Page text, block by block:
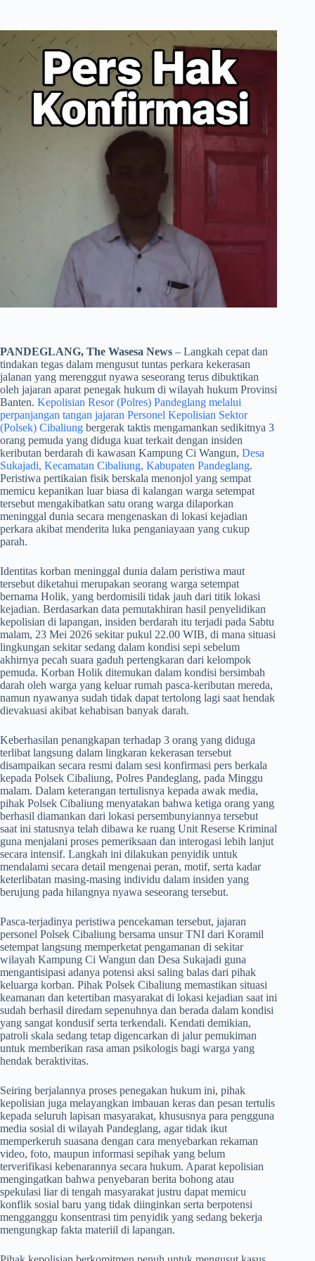
PANDEGLANG, The Wasesa News – Langkah cepat dan
tindakan tegas dalam mengusut tuntas perkara kekerasan
jalanan yang merenggut nyawa seseorang terus dibuktikan
oleh jajaran aparat penegak hukum di wilayah hukum Provinsi
Banten. Kepolisian Resor (Polres) Pandeglang melalui
perpanjangan tangan jajaran Personel Kepolisian Sektor
(Polsek) Cibaliung bergerak taktis mengamankan sedikitnya 3
orang pemuda yang diduga kuat terkait dengan insiden
keributan berdarah di kawasan Kampung Ci Wangun, Desa
Sukajadi, Kecamatan Cibaliung, Kabupaten Pandeglang.
Peristiwa pertikaian fisik berskala menonjol yang sempat
memicu kepanikan luar biasa di kalangan warga setempat
tersebut mengakibatkan satu orang warga dilaporkan
meninggal dunia secara mengenaskan di lokasi kejadian
perkara akibat menderita luka penganiayaan yang cukup
parah.
​Identitas korban meninggal dunia dalam peristiwa maut
tersebut diketahui merupakan seorang warga setempat
bernama Holik, yang berdomisili tidak jauh dari titik lokasi
kejadian. Berdasarkan data pemutakhiran hasil penyelidikan
kepolisian di lapangan, insiden berdarah itu terjadi pada Sabtu
malam, 23 Mei 2026 sekitar pukul 22.00 WIB, di mana situasi
lingkungan sekitar sedang dalam kondisi sepi sebelum
akhirnya pecah suara gaduh pertengkaran dari kelompok
pemuda. Korban Holik ditemukan dalam kondisi bersimbah
darah oleh warga yang keluar rumah pasca-keributan mereda,
namun nyawanya sudah tidak dapat tertolong lagi saat hendak
dievakuasi akibat kehabisan banyak darah.
​Keberhasilan penangkapan terhadap 3 orang yang diduga
terlibat langsung dalam lingkaran kekerasan tersebut
disampaikan secara resmi dalam sesi konfirmasi pers berkala
kepada Polsek Cibaliung, Polres Pandeglang, pada Minggu
malam. Dalam keterangan tertulisnya kepada awak media,
pihak Polsek Cibaliung menyatakan bahwa ketiga orang yang
berhasil diamankan dari lokasi persembunyiannya tersebut
saat ini statusnya telah dibawa ke ruang Unit Reserse Kriminal
guna menjalani proses pemeriksaan dan interogasi lebih lanjut
secara intensif. Langkah ini dilakukan penyidik untuk
mendalami secara detail mengenai peran, motif, serta kadar
keterlibatan masing-masing individu dalam insiden yang
berujung pada hilangnya nyawa seseorang tersebut.
​Pasca-terjadinya peristiwa pencekaman tersebut, jajaran
personel Polsek Cibaliung bersama unsur TNI dari Koramil
setempat langsung memperketat pengamanan di sekitar
wilayah Kampung Ci Wangun dan Desa Sukajadi guna
mengantisipasi adanya potensi aksi saling balas dari pihak
keluarga korban. Pihak Polsek Cibaliung memastikan situasi
keamanan dan ketertiban masyarakat di lokasi kejadian saat ini
sudah berhasil diredam sepenuhnya dan berada dalam kondisi
yang sangat kondusif serta terkendali. Kendati demikian,
patroli skala sedang tetap digencarkan di jalur pemukiman
untuk memberikan rasa aman psikologis bagi warga yang
hendak beraktivitas.
​Seiring berjalannya proses penegakan hukum ini, pihak
kepolisian juga melayangkan imbauan keras dan pesan tertulis
kepada seluruh lapisan masyarakat, khususnya para pengguna
media sosial di wilayah Pandeglang, agar tidak ikut
memperkeruh suasana dengan cara menyebarkan rekaman
video, foto, maupun informasi sepihak yang belum
terverifikasi kebenarannya secara hukum. Aparat kepolisian
mengingatkan bahwa penyebaran berita bohong atau
spekulasi liar di tengah masyarakat justru dapat memicu
konflik sosial baru yang tidak diinginkan serta berpotensi
mengganggu konsentrasi tim penyidik yang sedang bekerja
mengungkap fakta materiil di lapangan.